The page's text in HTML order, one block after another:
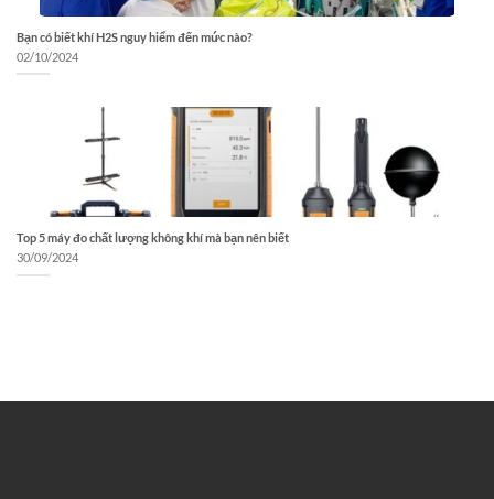
Bạn có biết khí H2S nguy hiểm đến mức nào?
02/10/2024
Top 5 máy đo chất lượng không khí mà bạn nên biết
30/09/2024